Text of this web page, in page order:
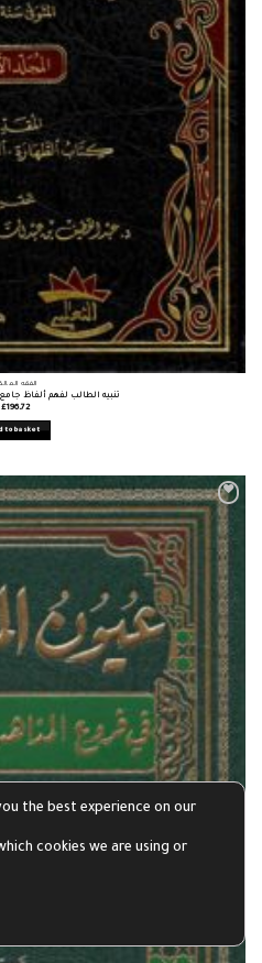
الفقه
تنبيه الطالب لفهم ألفاظ
£196.72
to basket
the best experience on our
cookies we are using or